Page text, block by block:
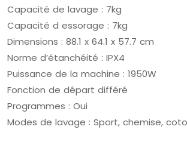
Capacité de lavage : 7kg
Capacité d essorage : 7kg
Dimensions : 88.1 x 64.1 x 57.7 cm
Norme d’étanchéité : IPX4
Puissance de la machine : 1950W
Fonction de départ différé
Programmes : Oui
Modes de lavage : Sport, chemise,